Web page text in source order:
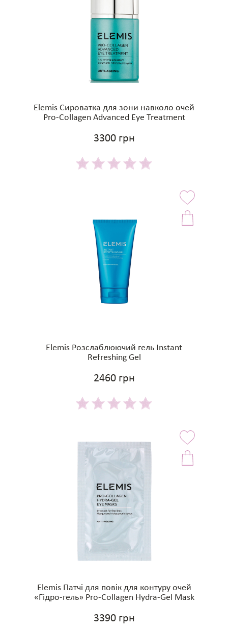
Elemis Сироватка для зони навколо очей
Pro-Collagen Advanced Eye Treatment
3300 грн
Elemis Розслаблюючий гель Instant
Refreshing Gel
2460 грн
Elemis Патчі для повік для контуру очей
«Гідро-гель» Pro-Collagen Hydra-Gel Mask
3390 грн